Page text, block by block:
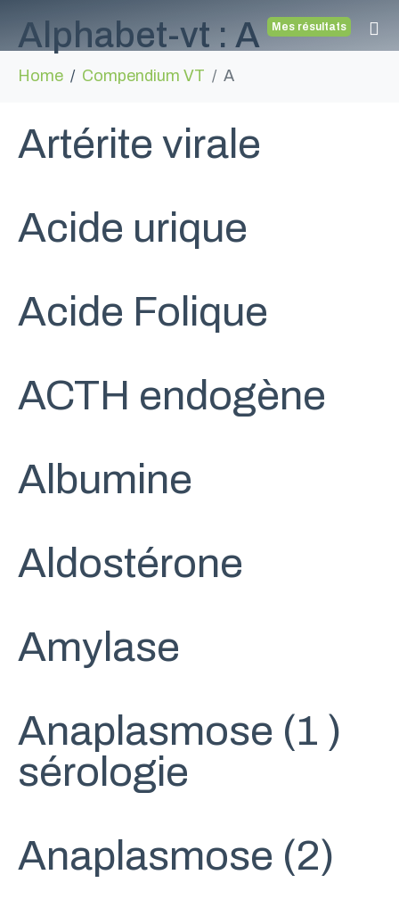
Mes résultats
Alphabet-vt : A
Home Compendium VT A
Artérite virale
Acide urique
Acide Folique
ACTH endogène
Albumine
Aldostérone
Amylase
Anaplasmose (1 )
sérologie
Anaplasmose (2)